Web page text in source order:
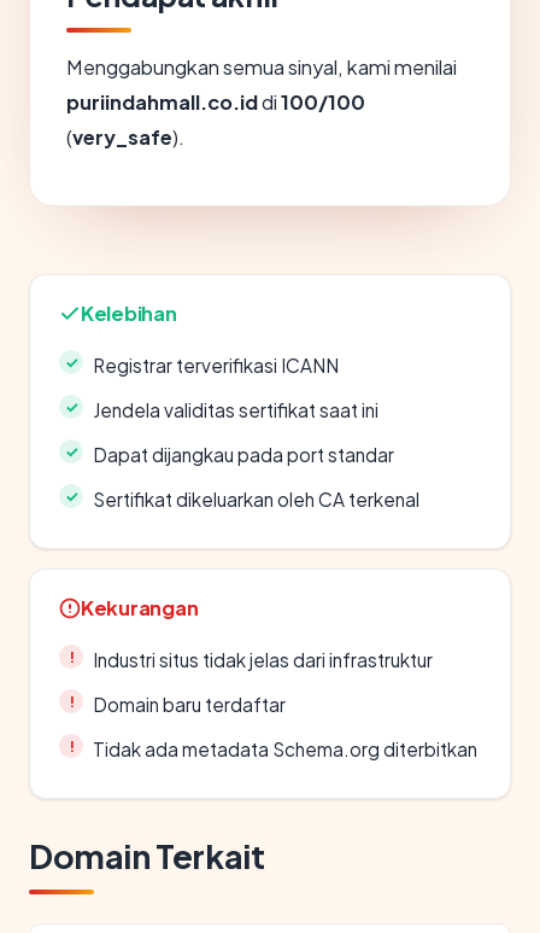
Menggabungkan semua sinyal, kami menilai
puriindahmall.co.iddi100/100
(very_safe).
Kelebihan
Registrar terverifikasi ICANN
Jendela validitas sertifikat saat ini
Dapat dijangkau pada port standar
Sertifikat dikeluarkan oleh CA terkenal
Kekurangan
Industri situs tidak jelas dari infrastruktur
Domain baru terdaftar
Tidak ada metadata Schema.org diterbitkan
Domain Terkait